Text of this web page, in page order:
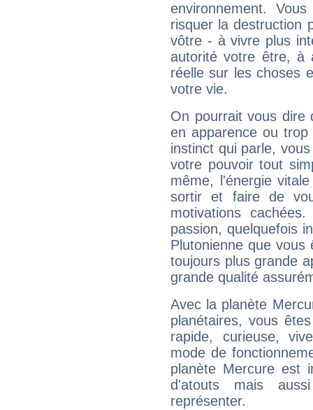
environnement.
risquer la destruction
vôtre - à vivre plus
autorité votre être, à
réelle sur les choses
votre vie.
On pourrait vous dire
en apparence ou
instinct qui parle,
votre pouvoir tout
même, l'énergie
sortir et faire de
motivations
passion, quelquefois
Plutonienne que
toujours plus grande
grande qualité
Avec la planète
planétaires, vous
rapide, curieuse,
mode de
planète Mercure est
d'atouts mais
représenter.